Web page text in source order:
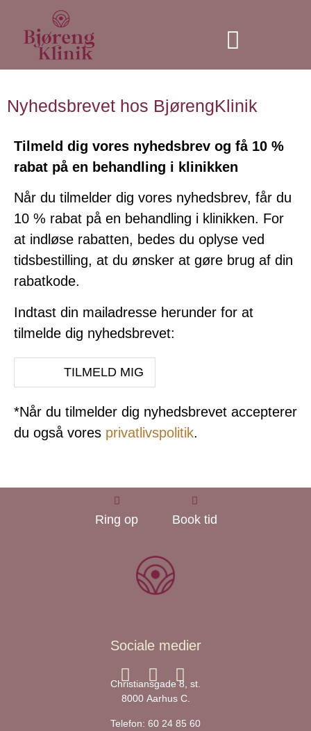
Nyhedsbrevet hos BjørengKlinik
Tilmeld dig vores nyhedsbrev og få 10 %
rabat på en behandling i klinikken
Når du tilmelder dig vores nyhedsbrev, får du
10 % rabat på en behandling i klinikken. For
at indløse rabatten, bedes du oplyse ved
tidsbestilling, at du ønsker at gøre brug af din
rabatkode.
Indtast din mailadresse herunder for at
tilmelde dig nyhedsbrevet:
*Når du tilmelder dig nyhedsbrevet accepterer
du også vores privatlivspolitik.
Ring op Book tid
Sociale medier
Christiansgade 8, st.
8000 Aarhus C.
Telefon: 60 24 85 60